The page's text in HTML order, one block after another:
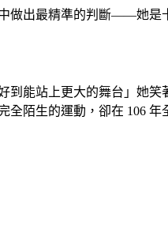
做出最精準的判斷——她是
能站上更大的舞台」她
陌生的運動，卻在 106 年